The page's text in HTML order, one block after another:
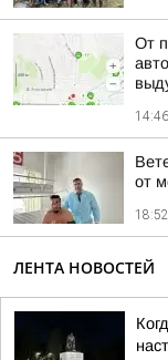
От
14:46
от
18:52
ЛЕНТА НОВОСТЕЙ